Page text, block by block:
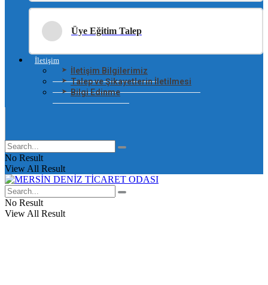
Üye Eğitim Talep
İletişim
İletişim Bilgilerimiz
Talep ve Şikayetlerin İletilmesi
Bilgi Edinme
No Result
View All Result
No Result
View All Result